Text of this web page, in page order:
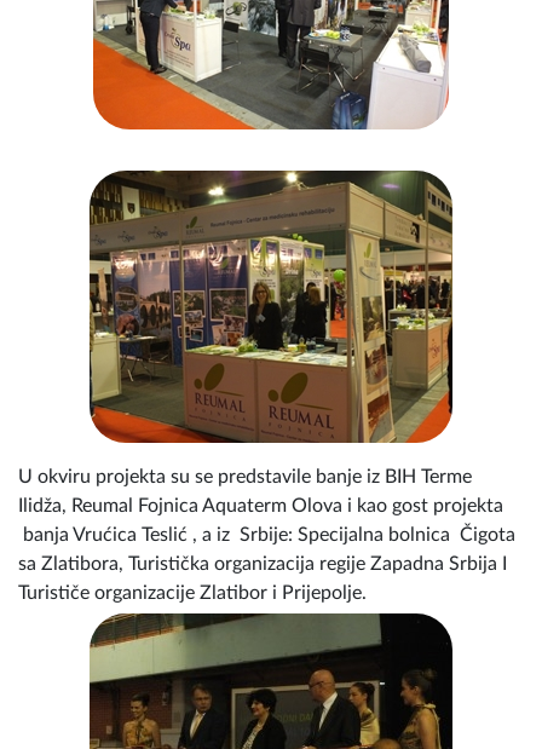
U okviru projekta su se predstavile banje iz BIH Terme
Ilidža, Reumal Fojnica Aquaterm Olova i kao gost projekta
banja Vrućica Teslić , a iz Srbije: Specijalna bolnica Čigota
sa Zlatibora, Turistička organizacija regije Zapadna Srbija I
Turističe organizacije Zlatibor i Prijepolje.